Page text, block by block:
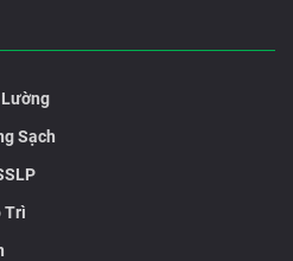
Sạch
Trì